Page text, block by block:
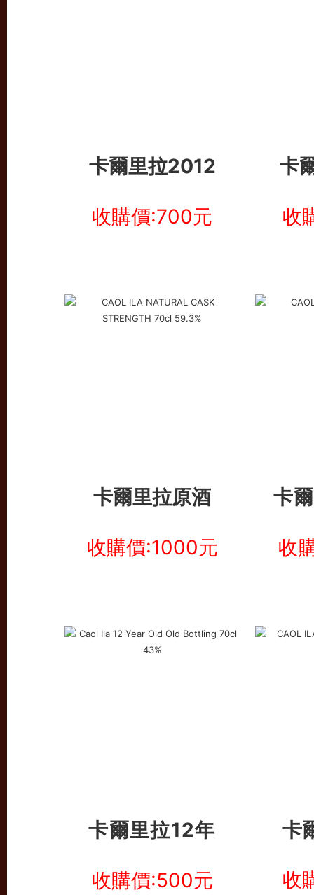
卡爾里拉2012 卡
收購價:700元 收
卡爾里拉原酒 卡
收購價:1000元 收
卡爾里拉12年 卡
收購價:500元 收